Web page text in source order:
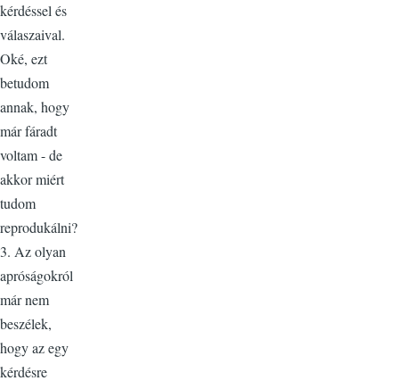
kérdéssel és
válaszaival.
Oké, ezt
betudom
annak, hogy
már fáradt
voltam - de
akkor miért
tudom
reprodukálni?
3. Az olyan
apróságokról
már nem
beszélek,
hogy az egy
kérdésre